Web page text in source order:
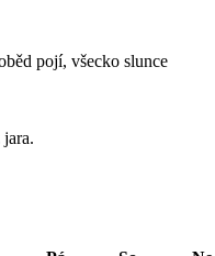
pojí, všecko slunce